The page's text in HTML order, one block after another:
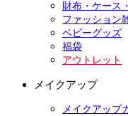
財布・ケース
ファッション
ベビーグッズ
福袋
アウトレット
メイクアップ
メイクアップ